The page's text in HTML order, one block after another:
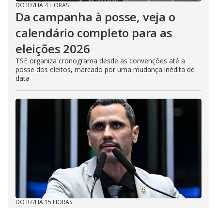
DO R7/HÁ 4 HORAS
Da campanha à posse, veja o
calendário completo para as
eleições 2026
TSE organiza cronograma desde as convenções até a
posse dos eleitos, marcado por uma mudança inédita de
data
DO R7/HÁ 15 HORAS